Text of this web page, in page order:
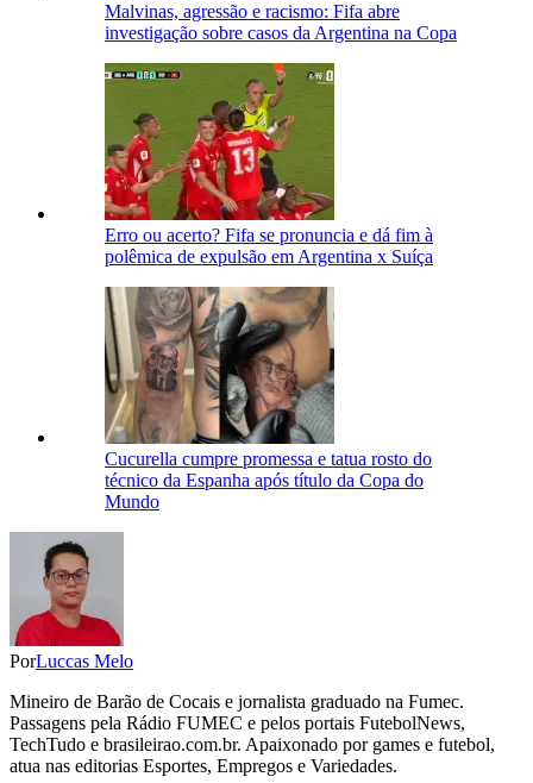
Malvinas, agressão e racismo: Fifa abre
investigação sobre casos da Argentina na Copa
Erro ou acerto? Fifa se pronuncia e dá fim à
polêmica de expulsão em Argentina x Suíça
Cucurella cumpre promessa e tatua rosto do
técnico da Espanha após título da Copa do
Mundo
PorLuccas Melo
Mineiro de Barão de Cocais e jornalista graduado na Fumec.
Passagens pela Rádio FUMEC e pelos portais FutebolNews,
TechTudo e brasileirao.com.br. Apaixonado por games e futebol,
atua nas editorias Esportes, Empregos e Variedades.